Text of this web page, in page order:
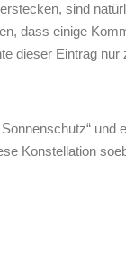
sind
dass einige
dieser Eintrag
und
Konstellation